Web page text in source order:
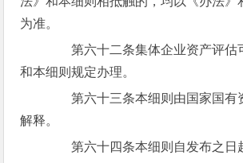
为准。
第六十二条集体企业资产评估
和本细则规定办理。
第六十三条本细则由国家国有
解释。
第六十四条本细则自发布之日